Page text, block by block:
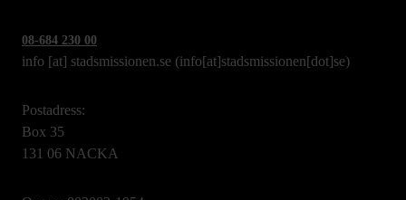
08-684 230 00
info [at] stadsmissionen.se (info[at]stadsmissionen[dot]se)
Postadress:
Box 35
131 06 NACKA